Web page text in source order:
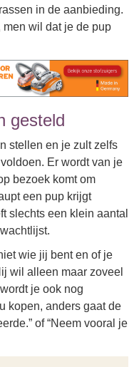
in de aanbieding.
wil dat je de pup
gesteld
stellen en je zult zelfs
Er wordt van je
bezoek komt om
een pup krijgt
slechts een klein aantal
wie jij bent en of je
wil alleen maar zoveel
je ook nog
kopen, anders gaat de
of “Neem vooral je